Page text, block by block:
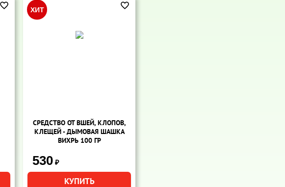
ХИТ
СРЕДСТВО ОТ ВШЕЙ, КЛОПОВ,
КЛЕЩЕЙ - ДЫМОВАЯ ШАШКА
ВИХРЬ 100 ГР
530 ₽